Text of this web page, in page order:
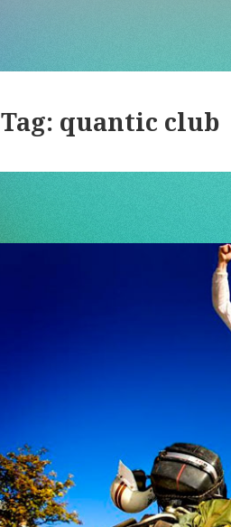
Tag: quantic club